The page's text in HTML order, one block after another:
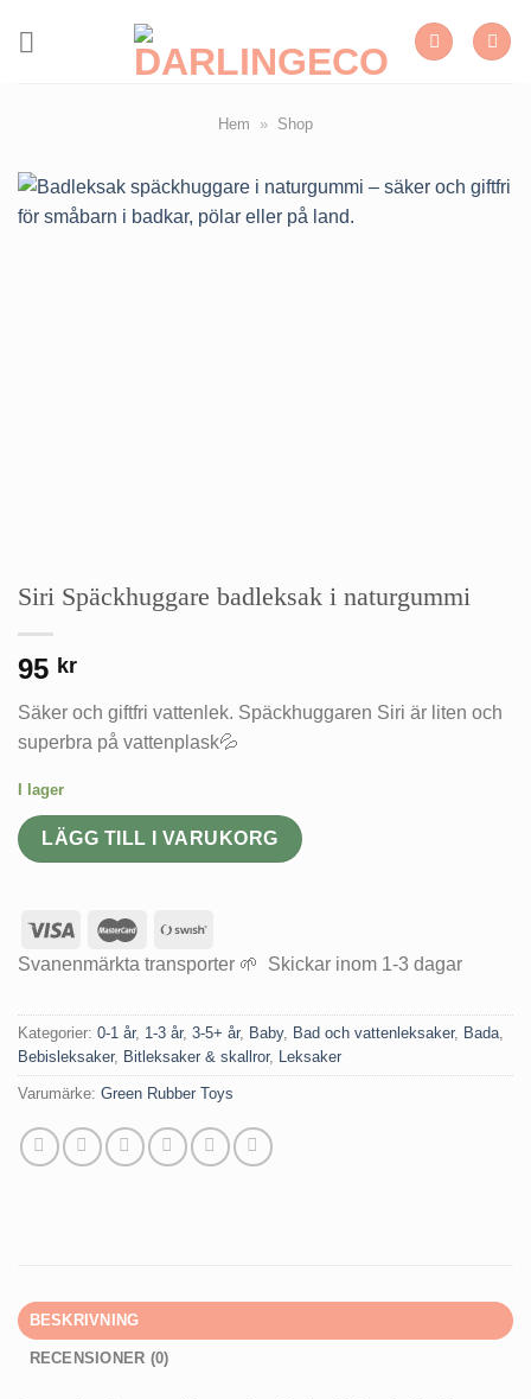
Hem » Shop
Siri Späckhuggare badleksak i naturgummi
95 kr
Säker och giftfri vattenlek. Späckhuggaren Siri är liten och
superbra på vattenplask💦
I lager
LÄGG TILL I VARUKORG
Svanenmärkta transporter 🌱 Skickar inom 1-3 dagar
Kategorier: 0-1 år, 1-3 år, 3-5+ år, Baby, Bad och vattenleksaker, Bada
Bebisleksaker, Bitleksaker & skallror, Leksaker
Varumärke: Green Rubber Toys
BESKRIVNING
RECENSIONER (0)